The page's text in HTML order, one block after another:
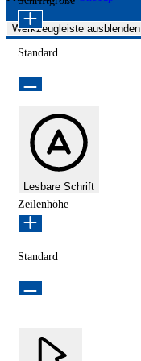
Werkzeugleiste ausblenden
Standard
Lesbare Schrift
Zeilenhöhe
Standard